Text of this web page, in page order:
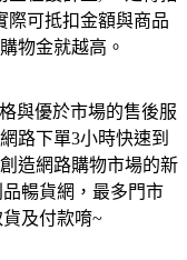
際可抵扣金額與商品
物金就越高。
與優於市場的售後服
路下單3小時快速到
造網路購物市場的新
暢貨網，最多門市
及付款唷~